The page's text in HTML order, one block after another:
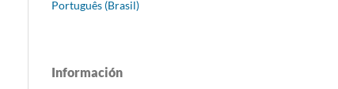
Português (Brasil)
Información